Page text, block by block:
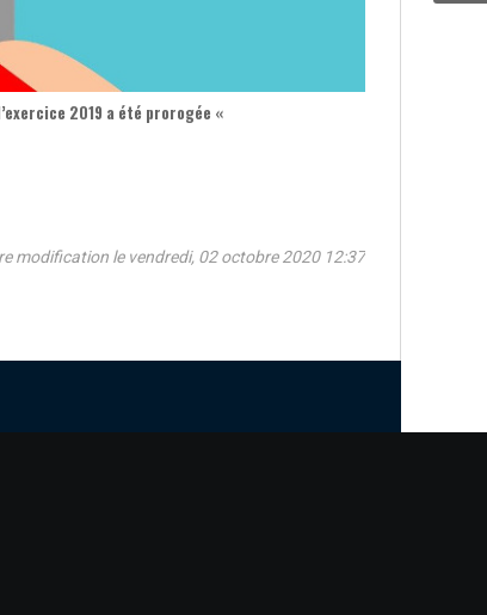
2019 a été prorogée «
modification le vendredi, 02 octobre 2020 12:37